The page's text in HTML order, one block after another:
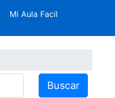
Mi Aula Facil
Buscar